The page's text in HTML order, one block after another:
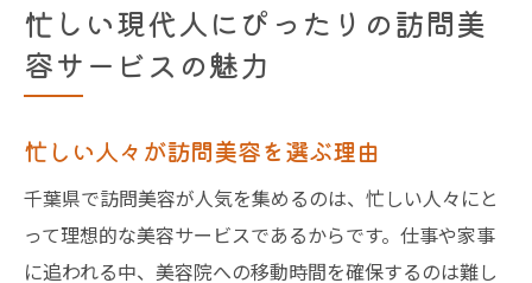
忙しい現代人にぴったりの訪問美
容サービスの魅力
忙しい人々が訪問美容を選ぶ理由
千葉県で訪問美容が人気を集めるのは、忙しい人々にと
って理想的な美容サービスであるからです。仕事や家事
に追われる中、美容院への移動時間を確保するのは難し